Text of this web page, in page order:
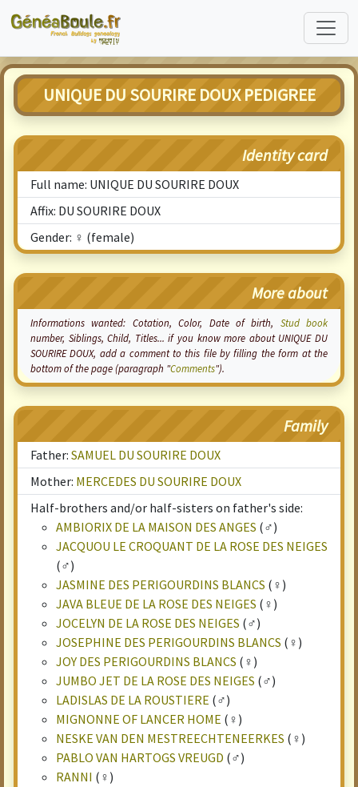
UNIQUE DU SOURIRE DOUX PEDIGREE
Identity card
Full name: UNIQUE DU SOURIRE DOUX
Affix: DU SOURIRE DOUX
Gender: ♀ (female)
More about
Informations wanted: Cotation, Color, Date of birth, Stud book
number, Siblings, Child, Titles... if you know more about UNIQUE DU
SOURIRE DOUX, add a comment to this file by filling the form at the
bottom of the page (paragraph "Comments").
Family
Father: SAMUEL DU SOURIRE DOUX
Mother: MERCEDES DU SOURIRE DOUX
Half-brothers and/or half-sisters on father's side:
AMBIORIX DE LA MAISON DES ANGES (♂)
JACQUOU LE CROQUANT DE LA ROSE DES NEIGES
(♂)
JASMINE DES PERIGOURDINS BLANCS (♀)
JAVA BLEUE DE LA ROSE DES NEIGES (♀)
JOCELYN DE LA ROSE DES NEIGES (♂)
JOSEPHINE DES PERIGOURDINS BLANCS (♀)
JOY DES PERIGOURDINS BLANCS (♀)
JUMBO JET DE LA ROSE DES NEIGES (♂)
LADISLAS DE LA ROUSTIERE (♂)
MIGNONNE OF LANCER HOME (♀)
NESKE VAN DEN MESTREECHTENEERKES (♀)
PABLO VAN HARTOGS VREUGD (♂)
RANNI (♀)